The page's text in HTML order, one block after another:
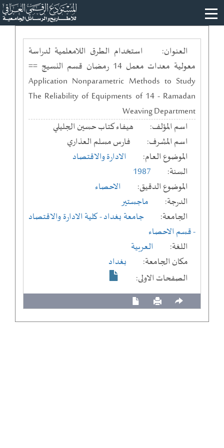
العنوان:
استخدام الطرق اللامعلمية لدراسة
معولية معدات معمل 14 رمضان قسم النسيج ==
Application Nonparametric Methods to Study
The Reliability of Equipments of 14 - Ramadan
Weaving Department
اسم المؤلف:
هيفاء كتاب حسين الجليلي
اسم المشرف:
فارس مسلم العذاري
الموضوع العام:
الادارة والاقتصاد
السنة:
1987
الموضوع الدقيق:
الاحصاء
الدرجة:
ماجستير
الجامعة:
جامعة بغداد- كلية الادارة والاقتصاد
- قسم الاحصاء
اللغة:
العربية
مكان الجامعة:
بغداد
الصفحات الاولى: